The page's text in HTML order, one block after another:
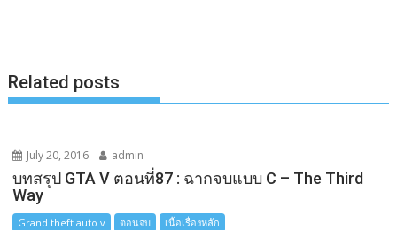
k
e
r
Related posts
July 20, 2016 admin
บทสรุป GTA V ตอนที่87 : ฉากจบแบบ C – The Third
Way
Grand theft auto v ตอนจบ เนื้อเรื่องหลัก